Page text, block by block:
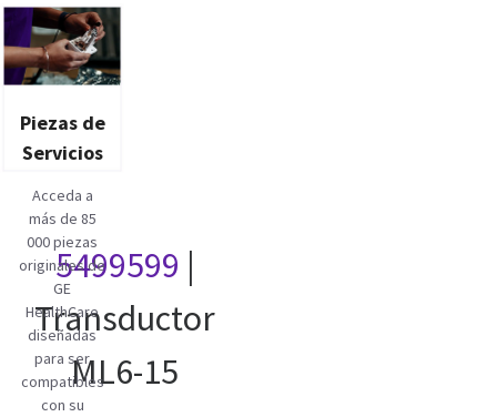
Piezas de
Servicios
Acceda a
más de 85
000 piezas
originales de
GE
HealthCare
diseñadas
para ser
compatibles
con su
5499599 |
Transductor
ML6-15